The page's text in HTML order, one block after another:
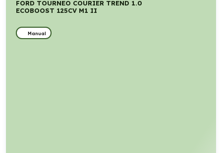
FORD TOURNEO COURIER TREND 1.0
ECOBOOST 125CV M1 II
Manual